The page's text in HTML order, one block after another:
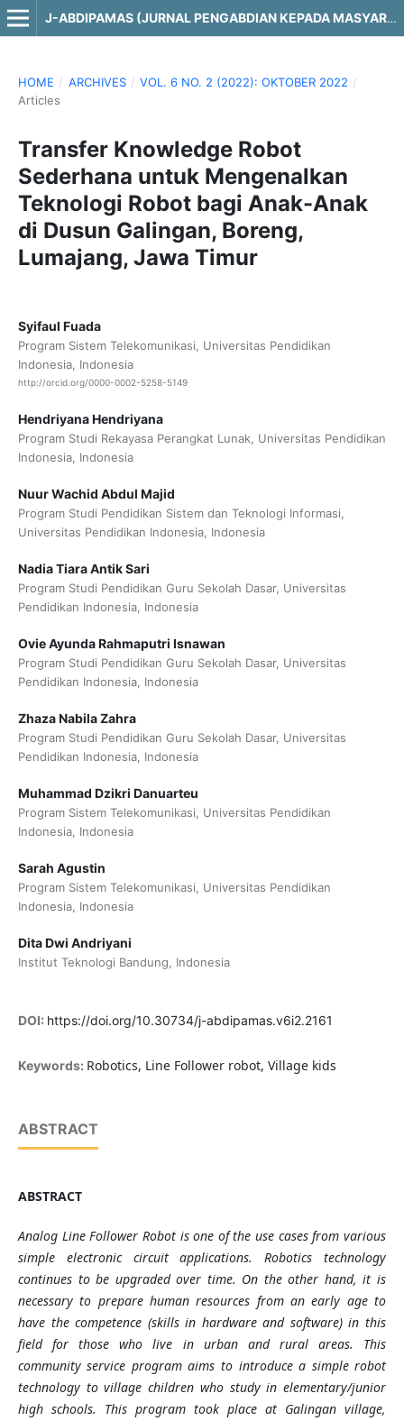
J-ABDIPAMAS (JURNAL PENGABDIAN KEPADA MASYARAKAT)
HOME / ARCHIVES / VOL. 6 NO. 2 (2022): OKTOBER 2022 /
Articles
Transfer Knowledge Robot
Sederhana untuk Mengenalkan
Teknologi Robot bagi Anak-Anak
di Dusun Galingan, Boreng,
Lumajang, Jawa Timur
Syifaul Fuada
Program Sistem Telekomunikasi, Universitas Pendidikan
Indonesia, Indonesia
http://orcid.org/0000-0002-5258-5149
Hendriyana Hendriyana
Program Studi Rekayasa Perangkat Lunak, Universitas Pendidikan
Indonesia, Indonesia
Nuur Wachid Abdul Majid
Program Studi Pendidikan Sistem dan Teknologi Informasi,
Universitas Pendidikan Indonesia, Indonesia
Nadia Tiara Antik Sari
Program Studi Pendidikan Guru Sekolah Dasar, Universitas
Pendidikan Indonesia, Indonesia
Ovie Ayunda Rahmaputri Isnawan
Program Studi Pendidikan Guru Sekolah Dasar, Universitas
Pendidikan Indonesia, Indonesia
Zhaza Nabila Zahra
Program Studi Pendidikan Guru Sekolah Dasar, Universitas
Pendidikan Indonesia, Indonesia
Muhammad Dzikri Danuarteu
Program Sistem Telekomunikasi, Universitas Pendidikan
Indonesia, Indonesia
Sarah Agustin
Program Sistem Telekomunikasi, Universitas Pendidikan
Indonesia, Indonesia
Dita Dwi Andriyani
Institut Teknologi Bandung, Indonesia
DOI: https://doi.org/10.30734/j-abdipamas.v6i2.2161
Keywords: Robotics, Line Follower robot, Village kids
ABSTRACT
ABSTRACT
Analog Line Follower Robot is one of the use cases from various
simple electronic circuit applications. Robotics technology
continues to be upgraded over time. On the other hand, it is
necessary to prepare human resources from an early age to
have the competence (skills in hardware and software) in this
field for those who live in urban and rural areas. This
community service program aims to introduce a simple robot
technology to village children who study in elementary/junior
high schools. This program took place at Galingan village,